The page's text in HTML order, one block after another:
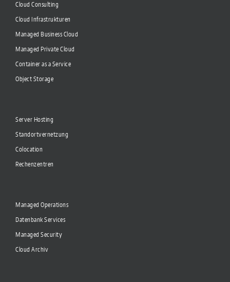
Cloud Consulting
Cloud Infrastrukturen
Managed Business Cloud
Managed Private Cloud
Container as a Service
Object Storage
Server Hosting
Standortvernetzung
Colocation
Rechenzentren
Managed Operations
Datenbank Services
Managed Security
Cloud Archiv